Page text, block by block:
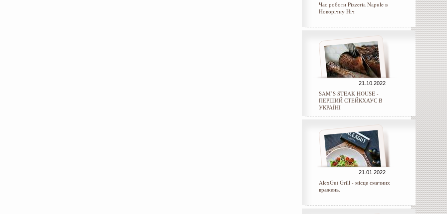
Час роботи Pizzeria Napule в
Новорічну Ніч
21.10.2022
SAM’S STEAK HOUSE -
ПЕРШИЙ СТЕЙКХАУС В
УКРАЇНІ
21.01.2022
AlexGut Grill - місце смачних
вражень.